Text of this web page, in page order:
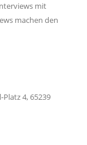
mit
machen den
4, 65239